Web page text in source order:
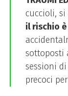
cuccioli,
il rischio
sottoposti
sessioni
precoci